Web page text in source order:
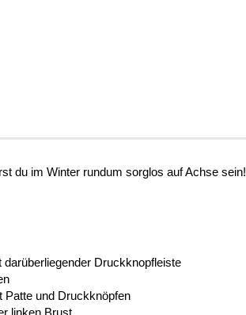
du im Winter rundum sorglos auf Achse sein!
Druckknopfleiste
Patte und Druckknöpfen
linken Brust